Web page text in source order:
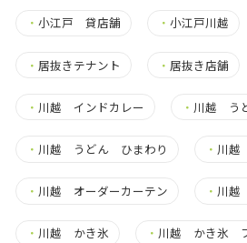
・ 小江戸 貸店舗 ・小江戸川越
・ 居抜きテナント ・ 居抜き店舗
・ 川越 インドカレー ・ 川越 う
・ 川越 うどん ひまわり ・ 川
・ 川越 オーダーカーテン ・ 川越
・ 川越 かき氷 ・ 川越 かき氷